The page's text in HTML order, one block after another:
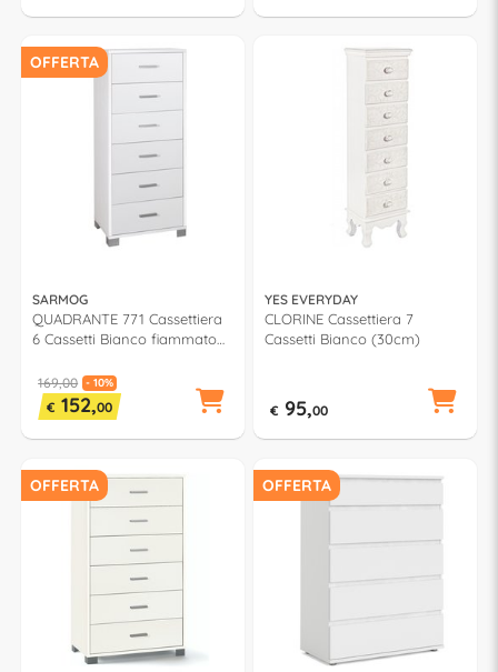
OFFERTA
SARMOG
QUADRANTE 771 Cassettiera
6 Cassetti Bianco fiammato
169,00 - 10%
€ 152,00
YES EVERYDAY
CLORINE Cassettiera 7
Cassetti Bianco (30cm)
€ 95,00
OFFERTA OFFERTA